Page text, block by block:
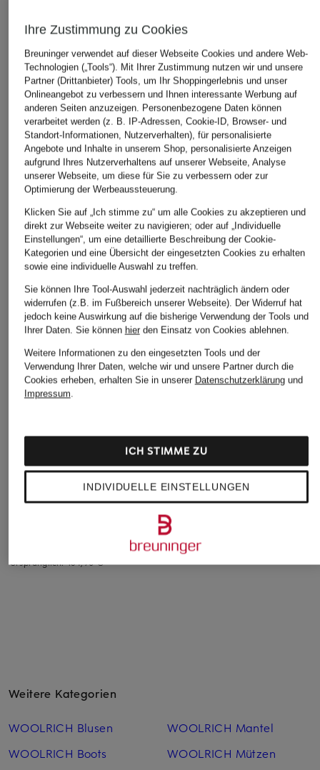
Blauer
Sneaker AURORA mit
Schmucksteinen
Ursprünglich:154,90 €
VEJA
135 €
AXEL ARIGATO
RUNNER
235 €
Weitere Kategorien
WOOLRICH Blusen
WOOLRICH Boots
WOOLRICH Mantel
WOOLRICH Mützen
Ihre Zustimmung zu Cookies
Breuninger verwendet auf dieser Webseite Cookies und andere Web-
Technologien („Tools“). Mit Ihrer Zustimmung nutzen wir und unsere
Partner (Drittanbieter) Tools, um Ihr Shoppingerlebnis und unser
Onlineangebot zu verbessern und Ihnen interessante Werbung auf
anderen Seiten anzuzeigen. Personenbezogene Daten können
verarbeitet werden (z. B. IP-Adressen, Cookie-ID, Browser- und
Standort-Informationen, Nutzerverhalten), für personalisierte
Angebote und Inhalte in unserem Shop, personalisierte Anzeigen
aufgrund Ihres Nutzerverhaltens auf unserer Webseite, Analyse
unserer Webseite, um diese für Sie zu verbessern oder zur
Optimierung der Werbeaussteuerung.
Klicken Sie auf „Ich stimme zu“ um alle Cookies zu akzeptieren und
direkt zur Webseite weiter zu navigieren; oder auf „Individuelle
Einstellungen“, um eine detaillierte Beschreibung der Cookie-
Kategorien und eine Übersicht der eingesetzten Cookies zu erhalten
sowie eine individuelle Auswahl zu treffen.
Sie können Ihre Tool-Auswahl jederzeit nachträglich ändern oder
widerrufen (z.B. im Fußbereich unserer Webseite). Der Widerruf hat
jedoch keine Auswirkung auf die bisherige Verwendung der Tools und
Ihrer Daten. Sie können hierden Einsatz von Cookies ablehnen.
Weitere Informationen zu den eingesetzten Tools und der
Verwendung Ihrer Daten, welche wir und unsere Partner durch die
Cookies erheben, erhalten Sie in unserer Datenschutzerklärungund
Impressum.
INDIVIDUELLE EINSTELLUNGEN
ICH STIMME ZU